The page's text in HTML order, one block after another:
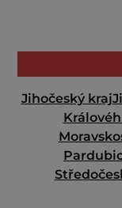
Jihočeský kraj